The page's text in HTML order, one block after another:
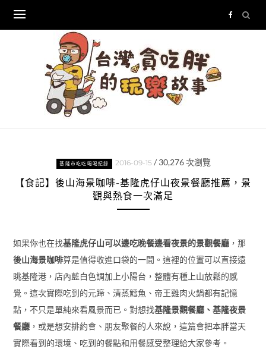
content
基隆市吃吃喝喝紀錄 2016-09-15 / 30,276次瀏覽
【食記】後山海景咖啡-基隆虎仔山夜景餐廳推薦，景
觀與熱食一次滿足
如果你也在找基隆虎仔山可以邊吃晚餐邊看夜景的景觀餐廳，那
後山海景咖啡算是值得收進口袋的一間。這裡的位置可以直接遠
眺基隆港，店內藍白色調加上小陽台，整體有種上山放鬆的感
覺。這次實際吃到的元蹄、清蒸鱈魚、帝王雞肉火鍋都有記憶
點，不只是單純來看風景而已。對想找基隆景觀餐廳、基隆夜景
餐廳，或是想安排約會、朋友聚餐的人來說，這篇會把本胖當天
實際看到的環境、吃到的餐點和用餐感受整理給大家參考。